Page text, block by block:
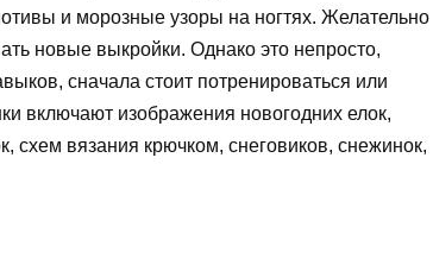
и морозные узоры на ногтях. Желательно
новые выкройки. Однако это непросто,
сначала стоит потренироваться или
включают изображения новогодних елок,
схем вязания крючком, снеговиков, снежинок,